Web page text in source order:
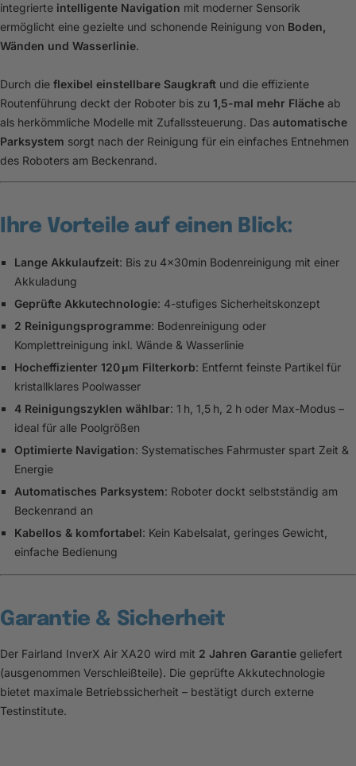
integrierte intelligente Navigation mit moderner Sensorik
ermöglicht eine gezielte und schonende Reinigung von Boden,
Wänden und Wasserlinie.
Durch die flexibel einstellbare Saugkraft und die effiziente
Routenführung deckt der Roboter bis zu 1,5-mal mehr Fläche ab
als herkömmliche Modelle mit Zufallssteuerung. Das automatische
Parksystem sorgt nach der Reinigung für ein einfaches Entnehmen
des Roboters am Beckenrand.
Ihre Vorteile auf einen Blick:
Lange Akkulaufzeit: Bis zu 4x30min Bodenreinigung mit einer
Akkuladung
Geprüfte Akkutechnologie: 4-stufiges Sicherheitskonzept
2 Reinigungsprogramme: Bodenreinigung oder
Komplettreinigung inkl. Wände & Wasserlinie
Hocheffizienter 120 μm Filterkorb: Entfernt feinste Partikel für
kristallklares Poolwasser
4 Reinigungszyklen wählbar: 1 h, 1,5 h, 2 h oder Max-Modus –
ideal für alle Poolgrößen
Optimierte Navigation: Systematisches Fahrmuster spart Zeit &
Energie
Automatisches Parksystem: Roboter dockt selbstständig am
Beckenrand an
Kabellos & komfortabel: Kein Kabelsalat, geringes Gewicht,
einfache Bedienung
Garantie & Sicherheit
Der Fairland InverX Air XA20 wird mit 2 Jahren Garantie geliefert
(ausgenommen Verschleißteile). Die geprüfte Akkutechnologie
bietet maximale Betriebssicherheit – bestätigt durch externe
Testinstitute.